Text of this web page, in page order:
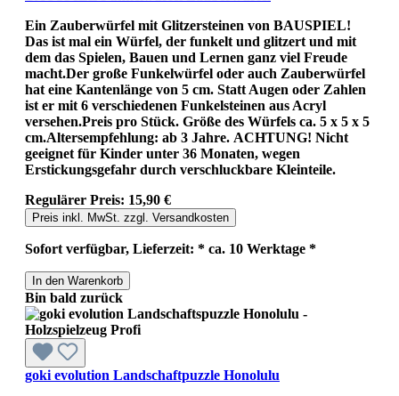
Ein Zauberwürfel mit Glitzersteinen von BAUSPIEL!
Das ist mal ein Würfel, der funkelt und glitzert und mit
dem das Spielen, Bauen und Lernen ganz viel Freude
macht.Der große Funkelwürfel oder auch Zauberwürfel
hat eine Kantenlänge von 5 cm. Statt Augen oder Zahlen
ist er mit 6 verschiedenen Funkelsteinen aus Acryl
versehen.Preis pro Stück. Größe des Würfels ca. 5 x 5 x 5
cm.Altersempfehlung: ab 3 Jahre. ACHTUNG! Nicht
geeignet für Kinder unter 36 Monaten, wegen
Erstickungsgefahr durch verschluckbare Kleinteile.
Regulärer Preis: 15,90 €
Preis inkl. MwSt. zzgl. Versandkosten
Sofort verfügbar, Lieferzeit: * ca. 10 Werktage *
In den Warenkorb
Bin bald zurück
goki evolution Landschaftpuzzle Honolulu